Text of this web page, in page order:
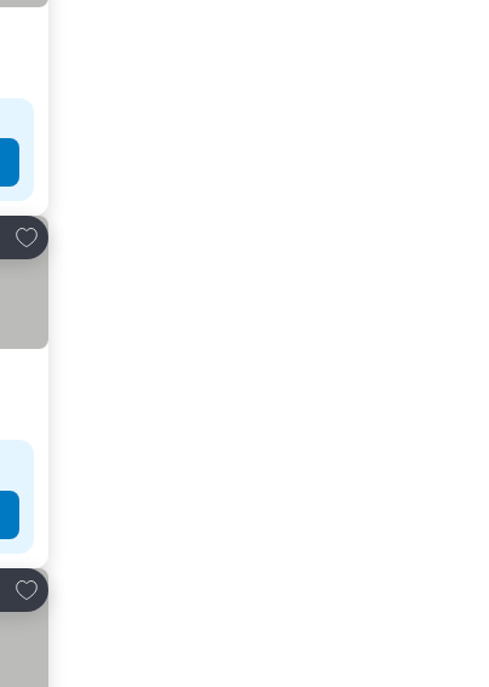
Lägg till i Mina Favoriter
Lägg till i Mina Favoriter